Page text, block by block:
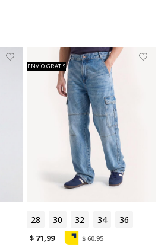
28 30 32 34 36
ENVÍO GRATIS
$ 71,99 $ 60,95